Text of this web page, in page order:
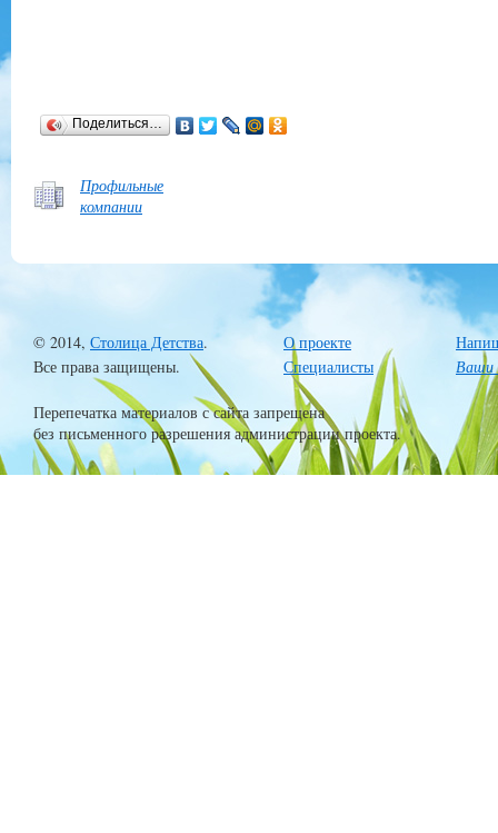
Поделиться…
Профильные
компании
© 2014, Столица Детства.
Все права защищены.
О проекте
Специалисты
Ваши
Перепечатка материалов с сайта запрещена
без письменного разрешения администрации проекта.